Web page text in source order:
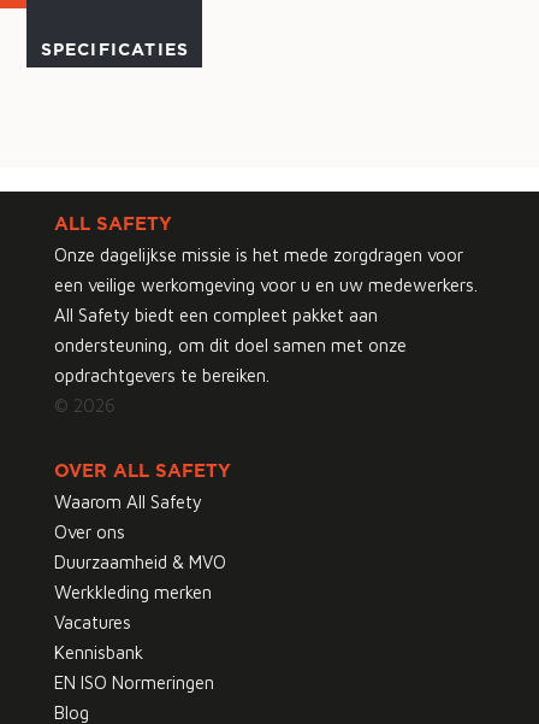
SPECIFICATIES
ALL SAFETY
Onze dagelijkse missie is het mede zorgdragen voor
een veilige werkomgeving voor u en uw medewerkers.
All Safety biedt een compleet pakket aan
ondersteuning, om dit doel samen met onze
opdrachtgevers te bereiken.
© 2026
OVER ALL SAFETY
Waarom All Safety
Over ons
Duurzaamheid & MVO
Werkkleding merken
Vacatures
Kennisbank
EN ISO Normeringen
Blog